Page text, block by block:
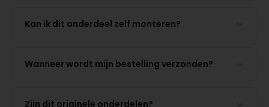
Kan ik dit onderdeel zelf monteren?
Wanneer wordt mijn bestelling verzonden?
Zijn dit originele onderdelen?